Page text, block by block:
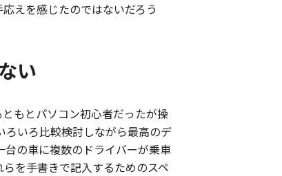
えを感じたのではないだろう
い
もとパソコン初心者だったが操
いろ比較検討しながら最高のデ
の車に複数のドライバーが乗車
を手書きで記入するためのスペ